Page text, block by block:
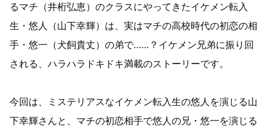
るマチ（井桁弘恵）のクラスにやってきたイケメン転⼊
⽣・悠⼈（山下幸輝）は、実はマチの⾼校時代の初恋の相
⼿・悠⼀（⽝飼貴丈）の弟で……？イケメン兄弟に振り回
される、ハラハラドキドキ満載のストーリーです。
今回は、ミステリアスなイケメン転入生の悠人を演じる山
下幸輝さんと、マチの初恋相手で悠人の兄・悠一を演じる